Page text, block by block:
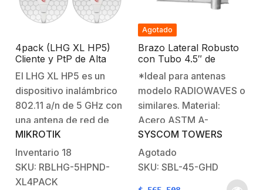
4pack (LHG XL HP5)
Cliente y PtP de Alta
Potencia, Antena de
Rejilla Mejorada de 27
dBi en 5GHz 802.11 a/n
El LHG XL HP5 es un
dispositivo inalámbrico
802.11 a/n de 5 GHz con
una antena de red de
polarización dual
integrada de 27 dBi y
alta potencia de salida
TX, diseñado para
MIKROTIK
Inventario 18
SKU: RBLHG-5HPND-
XL4PACK
Agotado
Brazo Lateral Robusto
con Tubo 4.5″ de
Diámetro para tramo
STZ45G.
*Ideal para antenas
modelo RADIOWAVES o
similares. Material:
Acero ASTM A-
36Diámetro del tubo
principal: Ø 4” Ced.
30Altura total del tubo
SYSCOM TOWERS
Agotado
SKU: SBL-45-GHD